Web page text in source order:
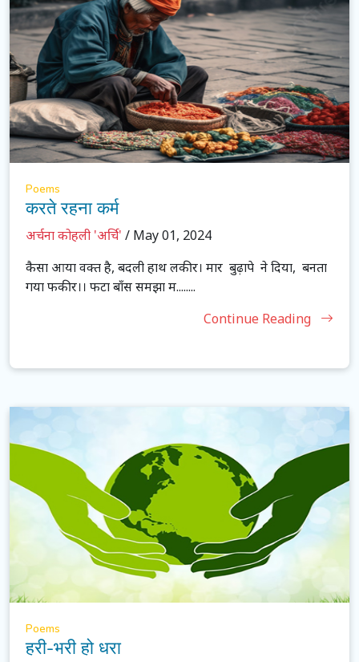
Poems
करते रहना कर्म
अर्चना कोहली 'अर्चि' / May 01, 2024
कैसा आया वक्त है, बदली हाथ लकीर। मार बुढ़ापे ने दिया, बनता
गया फकीर।। फटा बाँस समझा म........
Continue Reading
Poems
हरी-भरी हो धरा